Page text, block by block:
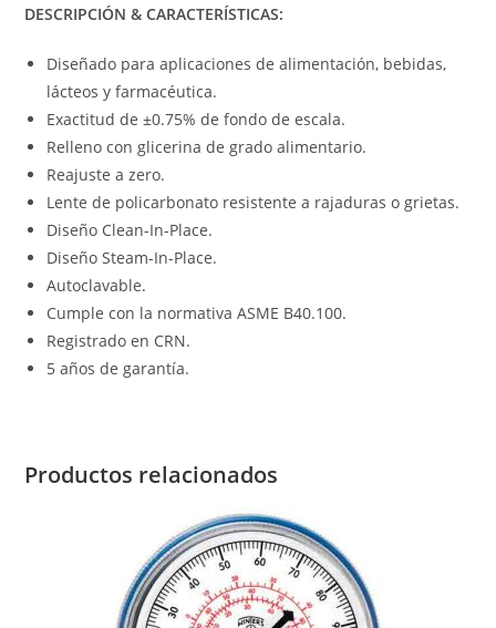
DESCRIPCIÓN & CARACTERÍSTICAS:
Diseñado para aplicaciones de alimentación, bebidas,
lácteos y farmacéutica.
Exactitud de ±0.75% de fondo de escala.
Relleno con glicerina de grado alimentario.
Reajuste a zero.
Lente de policarbonato resistente a rajaduras o grietas.
Diseño Clean-In-Place.
Diseño Steam-In-Place.
Autoclavable.
Cumple con la normativa ASME B40.100.
Registrado en CRN.
5 años de garantía.
Productos relacionados